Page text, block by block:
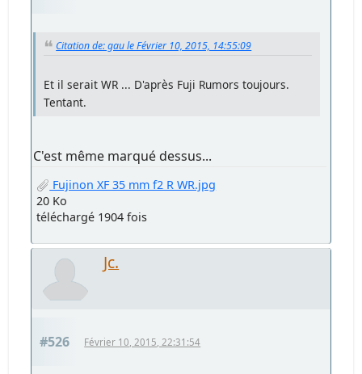
Citation de: gau le Février 10, 2015, 14:55:09
Et il serait WR ... D'après Fuji Rumors toujours.
Tentant.
C'est même marqué dessus...
Fujinon XF 35 mm f2 R WR.jpg
20 Ko
téléchargé 1904 fois
Jc.
#526 Février 10, 2015, 22:31:54